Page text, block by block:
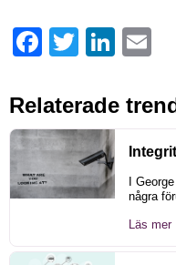
FacebookTwitter LinkedIn
Relaterade
I
några
Läs mer